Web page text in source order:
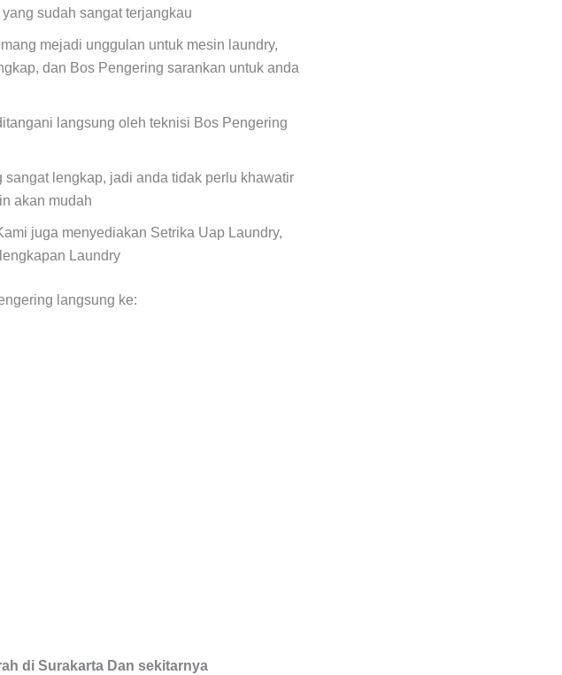
sudah sangat terjangkau
mejadi unggulan untuk mesin laundry,
dan Bos Pengering sarankan untuk anda
langsung oleh teknisi Bos Pengering
lengkap, jadi anda tidak perlu khawatir
akan mudah
juga menyediakan Setrika Uap Laundry,
Laundry
langsung ke:
di Surakarta Dan sekitarnya